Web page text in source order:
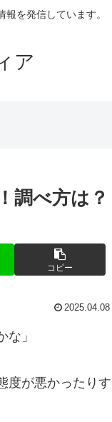
を発信しています。
ア
調べ方は？
コピー
2025.04.08
」
度が悪かったりす